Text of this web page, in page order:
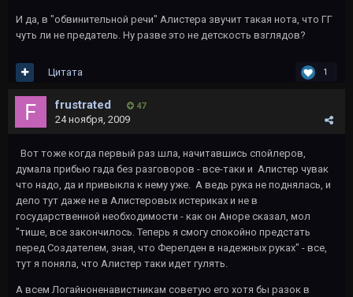
И да, в "обвинительной речи" Алистера звучит такая нота, что ГГ
чуть ли не предатель. Ну разве это не детскость взглядов?
1
Цитата
frustrated 47
24 ноября, 2009
Вот тоже когда первый раз шла, начитавшись спойлеров,
думала прибью гада без разговоров - все-таки и Алистер чувак
что надо, да и привыкла к нему уже. А ведь рука не поднялась, и
дело тут даже не в Алистеровых истериках и не в
государственной необходимости - как он Аноре сказал, мол
"тише, все закончилось. Теперь я смогу спокойно предстать
перед Создателем, зная, что Ферелден в надежных руках" - все,
тут я поняла, что Алистер таки идет гулять.
А всем Логайноненавистникам советую его хотя бы разок в